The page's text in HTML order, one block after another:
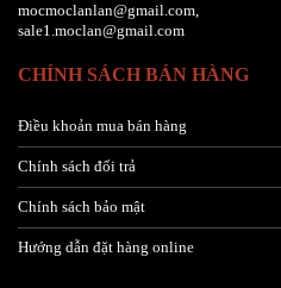
mocmoclanlan@gmail.com,
sale1.moclan@gmail.com
CHÍNH SÁCH BÁN HÀNG
Điều khoản mua bán hàng
Chính sách đổi trả
Chính sách bảo mật
Hướng dẫn đặt hàng online